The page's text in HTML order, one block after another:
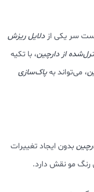
سر یکی از دلایل ریزش
از دارچین، با تکیه
، می‌تواند بهپاک‌سازی
بدون ایجاد تغییرات
رنگ مو نقش دارد.